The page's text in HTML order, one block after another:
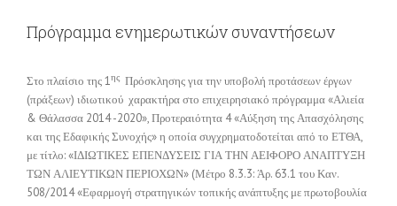
Πρόγραμμα ενημερωτικών συναντήσεων
Στο πλαίσιο της 1ηςΠρόσκλησης για την υποβολή προτάσεων έργων
(πράξεων) ιδιωτικού χαρακτήρα στο επιχειρησιακό πρόγραμμα «Αλιεία
& Θάλασσα 2014 -2020», Προτεραιότητα 4 «Αύξηση της Απασχόλησης
και της Εδαφικής Συνοχής» η οποία συγχρηματοδοτείται από το ΕΤΘΑ,
με τίτλο: «ΙΔΙΩΤΙΚΕΣ ΕΠΕΝΔΥΣΕΙΣ ΓΙΑ ΤΗΝ ΑΕΙΦΟΡΟ ΑΝΑΠΤΥΞΗ
ΤΩΝ ΑΛΙΕΥΤΙΚΩΝ ΠΕΡΙΟΧΩΝ» (Μέτρο 8.3.3: Άρ. 63.1 του Καν.
508/2014 «Εφαρμογή στρατηγικών τοπικής ανάπτυξης με πρωτοβουλία